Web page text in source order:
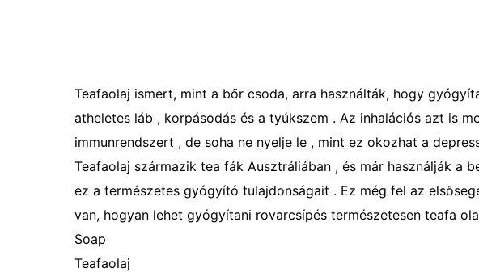
Teafaolaj ismert, mint a bőr csoda, arra használták, hogy
atheletes láb , korpásodás és a tyúkszem . Az inhalációs azt is
immunrendszert , de soha ne nyelje le , mint ez okozhat a
Teafaolaj származik tea fák Ausztráliában , és már használják a
ez a természetes gyógyító tulajdonságait . Ez még fel az
van, hogyan lehet gyógyítani rovarcsípés természetesen teafa
Soap
Teafaolaj